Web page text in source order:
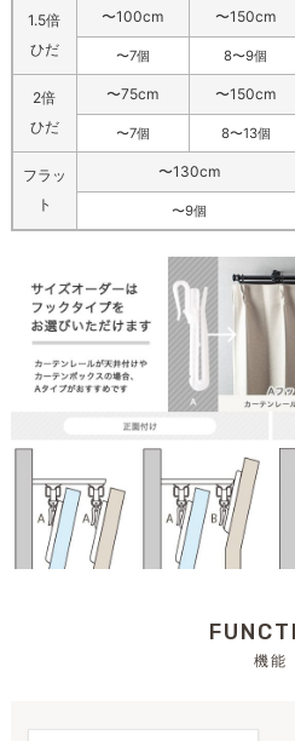
1.5倍
ひだ
〜100cm 〜150cm
〜7個 8〜9個
2倍
ひだ
〜75cm 〜150cm
〜7個 8〜13個
フラッ
ト
〜130cm
〜9個
機能